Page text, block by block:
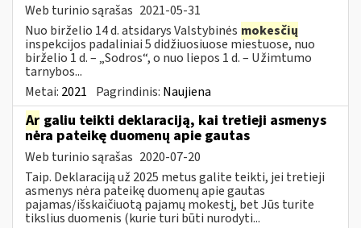
Web turinio sąrašas 2021-05-31
Nuo birželio 14 d. atsidarys Valstybinės mokesčių
inspekcijos padaliniai 5 didžiuosiuose miestuose, nuo
birželio 1 d. – „Sodros“, o nuo liepos 1 d. – Užimtumo
tarnybos...
Metai: 2021 Pagrindinis: Naujiena
Ar galiu teikti deklaraciją, kai tretieji asmenys
nėra pateikę duomenų apie gautas
Web turinio sąrašas 2020-07-20
Taip. Deklaraciją už 2025 metus galite teikti, jei tretieji
asmenys nėra pateikę duomenų apie gautas
pajamas/išskaičiuotą pajamų mokestį, bet Jūs turite
tikslius duomenis (kurie turi būti nurodyti...